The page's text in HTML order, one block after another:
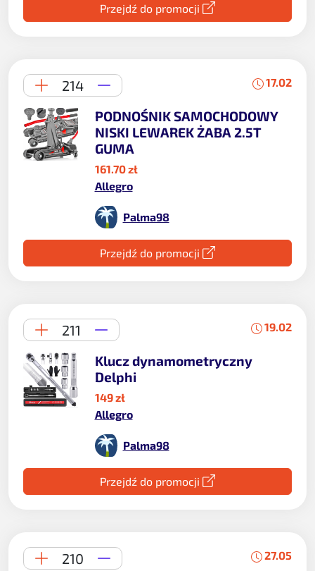
Przejdź do promocji
214 17.02
PODNOŚNIK SAMOCHODOWY
NISKI LEWAREK ŻABA 2.5T
GUMA
161.70 zł
Allegro
Palma98
Przejdź do promocji
211 19.02
Klucz dynamometryczny
Delphi
149 zł
Allegro
Palma98
Przejdź do promocji
210 27.05